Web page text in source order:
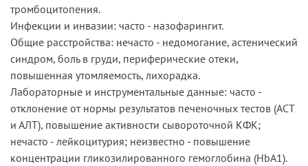
тромбоцитопения.
Инфекции и инвазии: часто - назофарингит.
Общие расстройства: нечасто - недомогание, астенический
синдром, боль в груди, периферические отеки,
повышенная утомляемость, лихорадка.
Лабораторные и инструментальные данные: часто -
отклонение от нормы результатов печеночных тестов (АСТ
и АЛТ), повышение активности сывороточной КФК;
нечасто - лейкоцитурия; неизвестно - повышение
концентрации гликозилированного гемоглобина (HbA1).